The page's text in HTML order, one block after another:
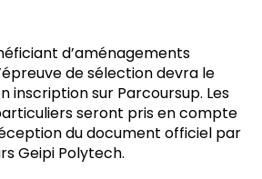
d’aménagements
de sélection devra le
inscription sur Parcoursup. Les
seront pris en compte
du document officiel par
Geipi Polytech.